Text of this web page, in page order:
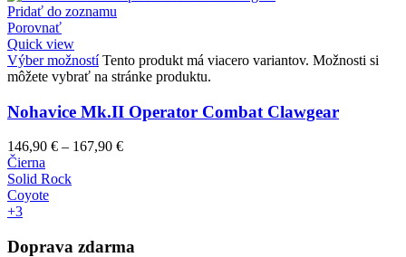
Pridať do zoznamu
Porovnať
Quick view
Výber možností Tento produkt má viacero variantov. Možnosti si
môžete vybrať na stránke produktu.
Nohavice Mk.II Operator Combat Clawgear
146,90 € – 167,90 €
Čierna
Solid Rock
Coyote
+3
Doprava zdarma